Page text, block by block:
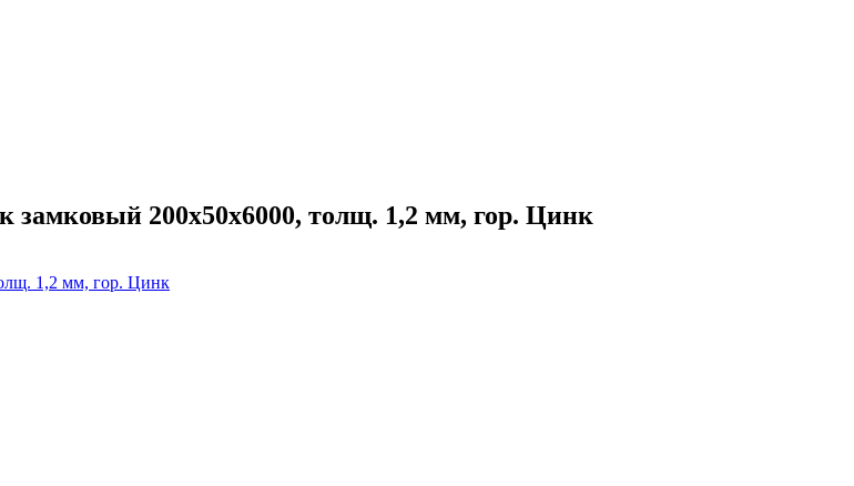
200х50х6000, толщ. 1,2 мм, гор. Цинк